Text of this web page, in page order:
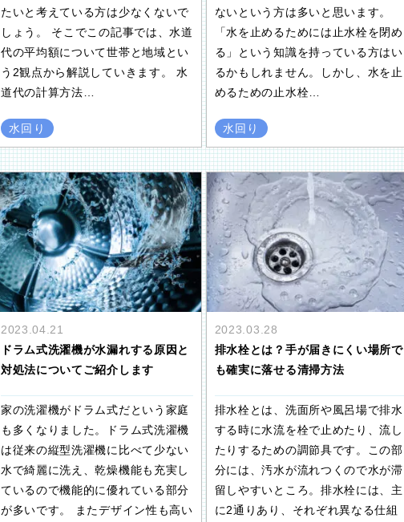
たいと考えている方は少なくないで
しょう。 そこでこの記事では、水道
代の平均額について世帯と地域とい
う2観点から解説していきます。 水
道代の計算方法…
水回り
ないという方は多いと思います。
「水を止めるためには止水栓を閉め
る」という知識を持っている方はい
るかもしれません。しかし、水を止
めるための止水栓…
水回り
2023.04.21
ドラム式洗濯機が水漏れする原因と
対処法についてご紹介します
家の洗濯機がドラム式だという家庭
も多くなりました。ドラム式洗濯機
は従来の縦型洗濯機に比べて少ない
水で綺麗に洗え、乾燥機能も充実し
ているので機能的に優れている部分
が多いです。 またデザイン性も高い
2023.03.28
排水栓とは？手が届きにくい場所で
も確実に落せる清掃方法
排水栓とは、洗面所や風呂場で排水
する時に水流を栓で止めたり、流し
たりするための調節具です。この部
分には、汚水が流れつくので水が滞
留しやすいところ。排水栓には、主
に2通りあり、それぞれ異なる仕組